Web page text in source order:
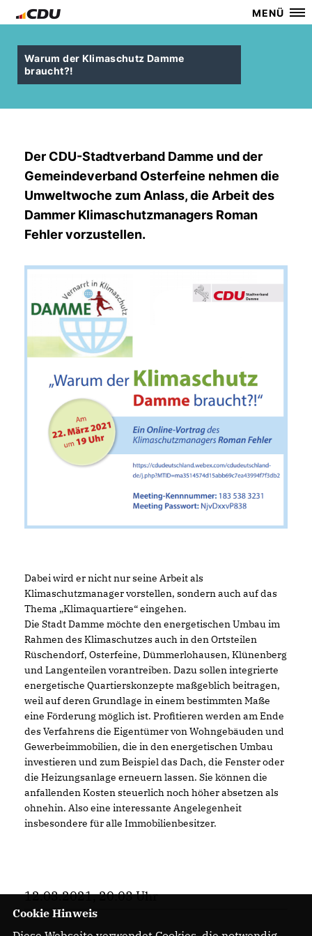
MENÜ
Warum der Klimaschutz Damme
braucht?!
Der CDU-Stadtverband Damme und der
Gemeindeverband Osterfeine nehmen die
Umweltwoche zum Anlass, die Arbeit des
Dammer Klimaschutzmanagers Roman
Fehler vorzustellen.
Dabei wird er nicht nur seine Arbeit als
Klimaschutzmanager vorstellen, sondern auch auf das
Thema „Klimaquartiere“ eingehen.
Die Stadt Damme möchte den energetischen Umbau im
Rahmen des Klimaschutzes auch in den Ortsteilen
Rüschendorf, Osterfeine, Dümmerlohausen, Klünenberg
und Langenteilen vorantreiben. Dazu sollen integrierte
energetische Quartierskonzepte maßgeblich beitragen,
weil auf deren Grundlage in einem bestimmten Maße
eine Förderung möglich ist. Profitieren werden am Ende
des Verfahrens die Eigentümer von Wohngebäuden und
Gewerbeimmobilien, die in den energetischen Umbau
investieren und zum Beispiel das Dach, die Fenster oder
die Heizungsanlage erneuern lassen. Sie können die
anfallenden Kosten steuerlich noch höher absetzen als
ohnehin. Also eine interessante Angelegenheit
insbesondere für alle Immobilienbesitzer.
12.03.2021, 20:03 Uhr
Cookie Hinweis